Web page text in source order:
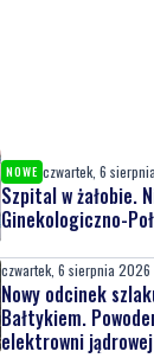
NOWE czwartek, 6
Szpital w żałobie.
Ginekologiczno-
czwartek, 6 sierpnia 2026
Nowy odcinek
Bałtykiem.
elektrowni jądrowej